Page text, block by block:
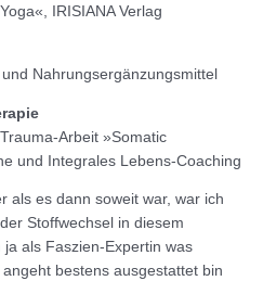
IRISIANA Verlag
Nahrungsergänzungsmittel
Arbeit »Somatic
und Integrales Lebens-Coaching
als es dann soweit war, war ich
Stoffwechsel in diesem
als Faszien-Expertin was
bestens ausgestattet bin